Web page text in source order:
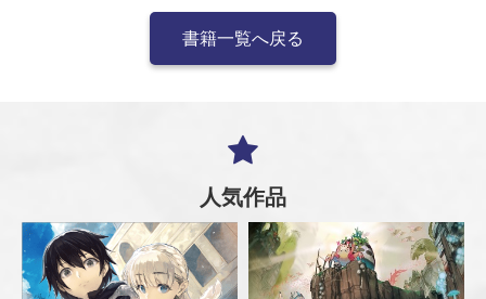
書籍一覧へ戻る
人気作品